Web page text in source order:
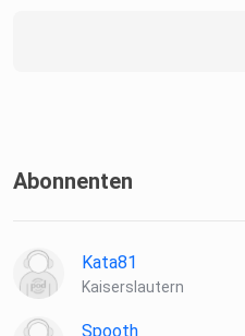
Abonnenten
Kata81
Kaiserslautern
Spooth